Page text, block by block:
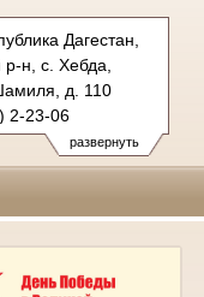
развернуть
Дагестан,
н, с. Хебда,
д. 110
2-23-06